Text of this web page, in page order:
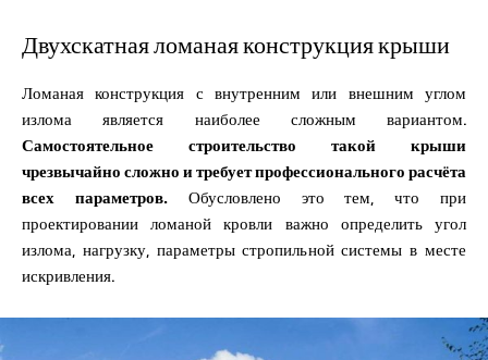
Двухскатная ломаная конструкция крыши
Ломаная конструкция с внутренним или внешним углом
излома является наиболее сложным вариантом.
Самостоятельное строительство такой крыши
чрезвычайно сложно и требует профессионального расчёта
всех параметров.Обусловлено это тем, что при
проектировании ломаной кровли важно определить угол
излома, нагрузку, параметры стропильной системы в месте
искривления.